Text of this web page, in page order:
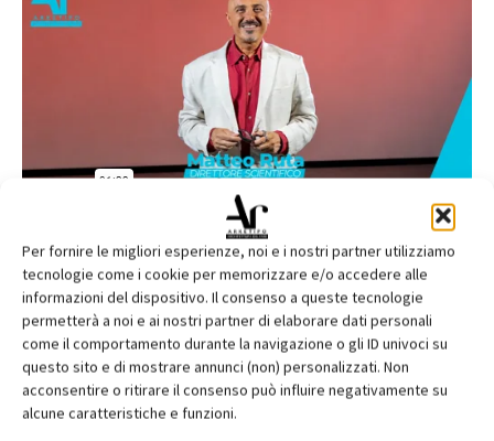
Per fornire le migliori esperienze, noi e i nostri partner utilizziamo
tecnologie come i cookie per memorizzare e/o accedere alle
informazioni del dispositivo. Il consenso a queste tecnologie
permetterà a noi e ai nostri partner di elaborare dati personali
come il comportamento durante la navigazione o gli ID univoci su
questo sito e di mostrare annunci (non) personalizzati. Non
acconsentire o ritirare il consenso può influire negativamente su
alcune caratteristiche e funzioni.